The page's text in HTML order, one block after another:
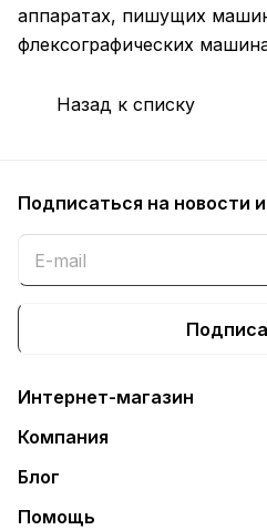
аппаратах, пишущих
флексографических
Назад к списку
Подписаться на новости
Интернет-магазин
Компания
Блог
Помощь